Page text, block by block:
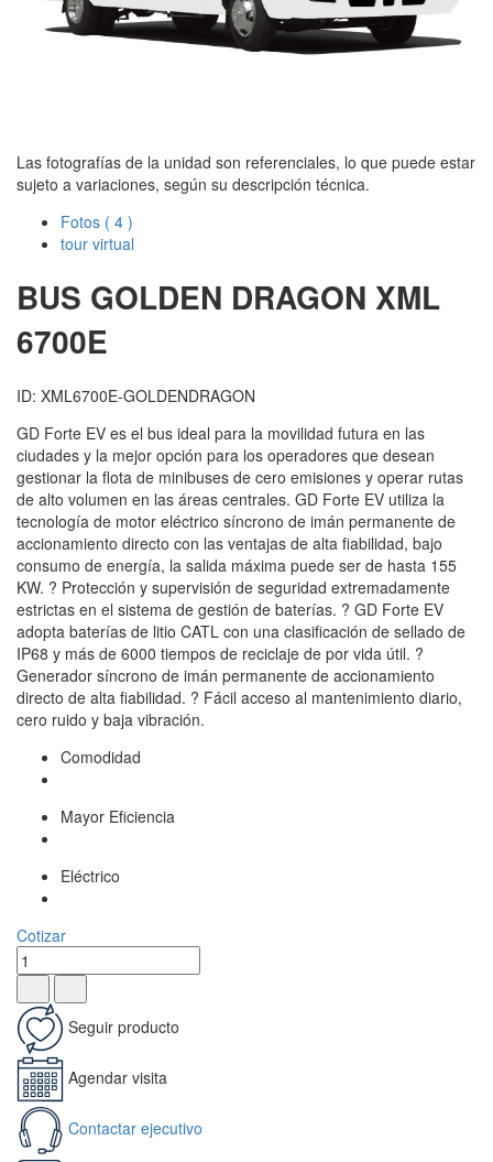
Las fotografías de la unidad son referenciales, lo que puede estar
sujeto a variaciones, según su descripción técnica.
Fotos ( 4 )
tour virtual
BUS GOLDEN DRAGON XML
6700E
ID: XML6700E-GOLDENDRAGON
GD Forte EV es el bus ideal para la movilidad futura en las
ciudades y la mejor opción para los operadores que desean
gestionar la flota de minibuses de cero emisiones y operar rutas
de alto volumen en las áreas centrales. GD Forte EV utiliza la
tecnología de motor eléctrico síncrono de imán permanente de
accionamiento directo con las ventajas de alta fiabilidad, bajo
consumo de energía, la salida máxima puede ser de hasta 155
KW. ? Protección y supervisión de seguridad extremadamente
estrictas en el sistema de gestión de baterías. ? GD Forte EV
adopta baterías de litio CATL con una clasificación de sellado de
IP68 y más de 6000 tiempos de reciclaje de por vida útil. ?
Generador síncrono de imán permanente de accionamiento
directo de alta fiabilidad. ? Fácil acceso al mantenimiento diario,
cero ruido y baja vibración.
Comodidad
Mayor Eficiencia
Eléctrico
Cotizar
Seguir producto
Agendar visita
Contactar ejecutivo